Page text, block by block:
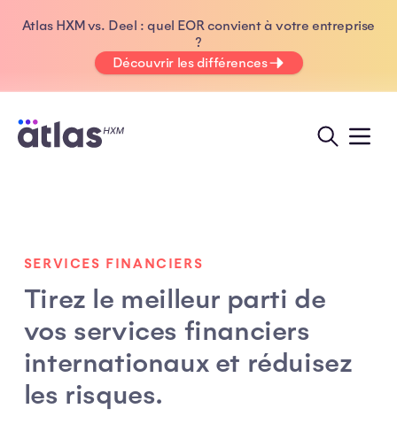
Atlas HXM vs. Deel : quel EOR convient à votre entreprise
?
Découvrir les différences
SERVICES FINANCIERS
Tirez le meilleur parti de
vos services financiers
internationaux et réduisez
les risques.